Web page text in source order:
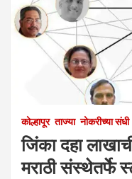
कोल्हापूर ताज्या नोकरीच्या संधी
जिंका दहा
मराठी संस्थेतर्फे